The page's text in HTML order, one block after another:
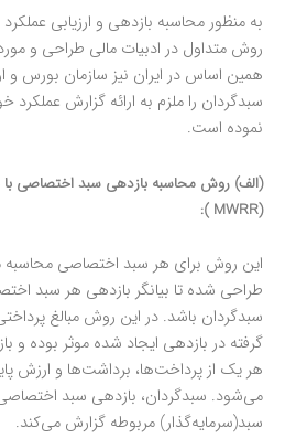
به منظور محاسبه بازدهی و ارزیابی
روش متداول در ادبیات مالی طراحی و مورد
همین اساس در ایران نیز سازمان بورس و
سبدگردان را ملزم به ارائه گزارش
نموده است.
(الف) روش محاسبه بازدهی سبد اختصاصی با
(MWRR ):
این روش برای هر سبد اختصاصی
طراحی شده تا بیانگر بازدهی هر سبد
سبدگردان باشد. در این روش مبالغ
گرفته در بازدهی ایجاد شده موثر بوده و
هر یک از پرداخت‌ها، برداشت‌ها و ارزش
می‌شود. سبدگردان، بازدهی سبد
سبد(سرمایه‌گذار) مربوطه گزارش می‌کند.